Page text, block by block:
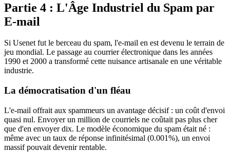
Partie 4 : L'Âge Industriel du Spam par
E-mail
Si Usenet fut le berceau du spam, l'e-mail en est devenu le terrain de
jeu mondial. Le passage au courrier électronique dans les années
1990 et 2000 a transformé cette nuisance artisanale en une véritable
industrie.
La démocratisation d'un fléau
L'e-mail offrait aux spammeurs un avantage décisif : un coût d'envoi
quasi nul. Envoyer un million de courriels ne coûtait pas plus cher
que d'en envoyer dix. Le modèle économique du spam était né :
même avec un taux de réponse infinitésimal (0.001%), un envoi
massif pouvait devenir rentable.